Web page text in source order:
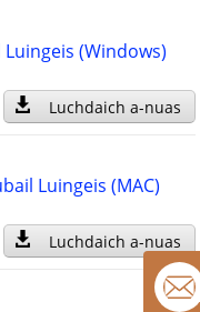
(Windows)
Luchdaich a-nuas
Luingeis (MAC)
Luchdaich a-nuas